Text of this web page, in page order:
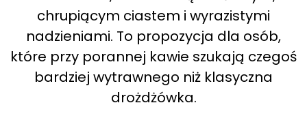
chrupiącym ciastem i wyrazistymi
nadzieniami. To propozycja dla osób,
które przy porannej kawie szukają czegoś
bardziej wytrawnego niż klasyczna
drożdżówka.